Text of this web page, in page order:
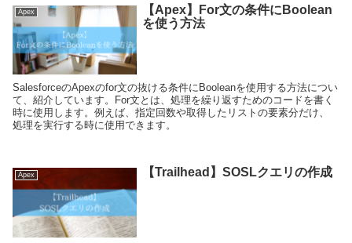
Apex
【Apex】For文の条件にBoolean
を使う方法
SalesforceのApexのfor文の抜ける条件にBooleanを使用する方法につい
て、紹介しています。For文とは、処理を繰り返すためのコードを書く
時に使用します。例えば、指定回数や取得したリストの要素分だけ、
処理を実行する時に使用できます。
Apex 【Trailhead】SOSLクエリの作成